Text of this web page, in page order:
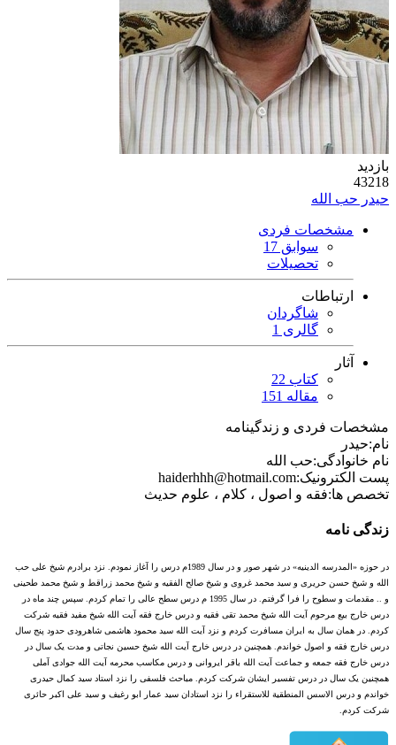
بازدید
43218
حیدر حب الله
مشخصات فردی
سوابق 17
تحصیلات
ارتباطات
شاگردان
گالری 1
آثار
کتاب 22
مقاله 151
مشخصات فردی و زندگینامه
نام:حیدر
نام خانوادگی:حب الله
پست الکترونیک:haiderhhh@hotmail.com
تخصص ها:فقه و اصول ، کلام ، علوم حدیث
زندگی نامه
در حوزه «المدرسه الدینیه» در شهر صور و در سال 1989م درس را آغاز نمودم. نزد برادرم شیخ علی حب
الله و شیخ حسن حریری و سید محمد غروی و شیخ صالح الفقیه و شیخ محمد زراقط و شیخ محمد طحینی
و .. مقدمات و سطوح را فرا گرفتم. در سال 1995 م درس سطح عالی را تمام کردم. سپس چند ماه در
درس خارج بیع مرحوم آیت الله شیخ محمد تقی فقیه و درس خارج فقه آیت الله شیخ مفید فقیه شرکت
کردم. در همان سال به ایران مسافرت کردم و نزد آیت الله سید محمود هاشمی شاهرودی حدود پنج سال
درس خارج فقه و اصول خواندم. همچنین در درس خارج آیت الله شیخ حسین نجاتی و مدت یک سال در
درس خارج فقه جمعه و جماعت آیت الله باقر ایروانی و درس مکاسب محرمه آیت الله جوادی آملی
همچنین یک سال در درس تفسیر ایشان شرکت کردم. مباحث فلسفی را نزد استاد سید کمال حیدری
خواندم و درس الاسس المنطقیة للاستقراء را نزد استادان سید عمار ابو رغیف و سید علی اکبر حائری
شرکت کردم.